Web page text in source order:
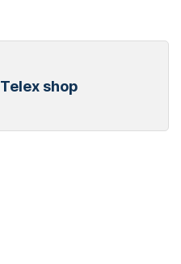
Telex shop